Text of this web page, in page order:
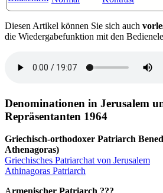
Diesen Artikel können Sie sich auch
die Wiedergabefunktion mit den
Denominationen in Jerusalem
Repräsentanten 1964
Griechisch-orthodoxer Patriarch
Athenagoras)
Griechisches Patriarchat von Jerusalem
Athinagoras Patriarch